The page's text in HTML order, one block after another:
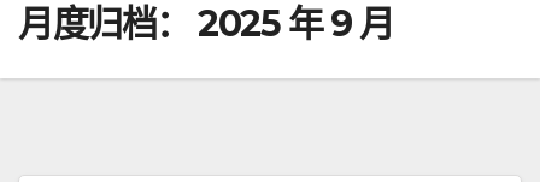
月度归档： 2025 年 9 月